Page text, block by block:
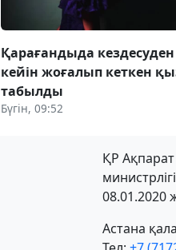
Қарағандыда кездесуден
кейін жоғалып кеткен
табылды
Бүгін, 09:52
ҚР
08.01.2020
Астана